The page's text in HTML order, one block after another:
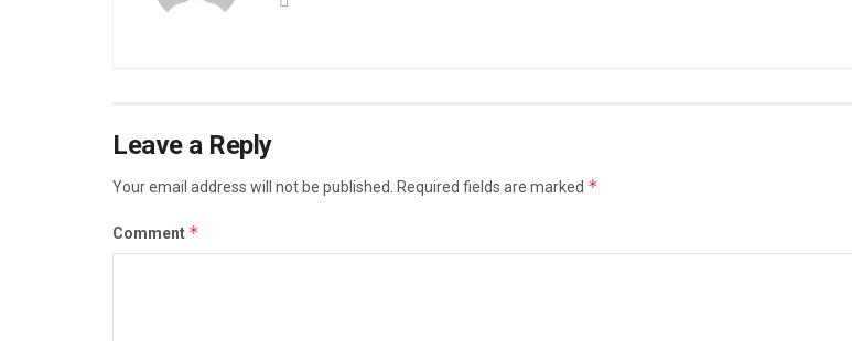
Leave a Reply
Your email address will not be published. Required fields are marked *
Comment *